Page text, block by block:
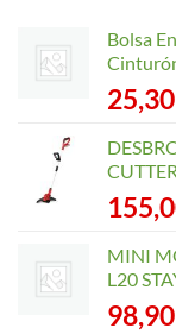
Bolsa
25,30
MINI
L20
98,90